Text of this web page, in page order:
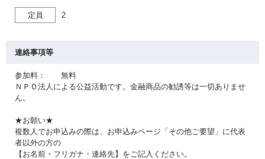
定員 2
連絡事項等
参加料： 無料
ＮＰＯ法人による公益活動です。金融商品の勧誘等は一切ありませ
ん。
★お願い★
複数人でお申込みの際は、お申込みページ「その他ご要望」に代表
者以外の方の
【お名前・フリガナ・連絡先】をご記入ください。